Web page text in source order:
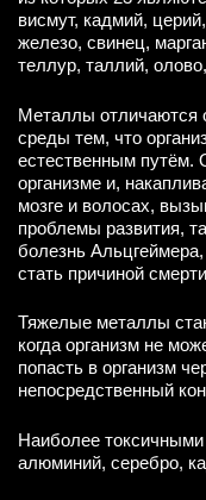
висмут, кадмий,
железо, свинец,
теллур, таллий,
Металлы отличаются
среды тем, что
естественным путём.
организме и,
мозге и волосах,
проблемы развития,
болезнь
стать причиной
Тяжелые металлы
когда организм не
попасть в организм
непосредственный
Наиболее
алюминий, серебро,